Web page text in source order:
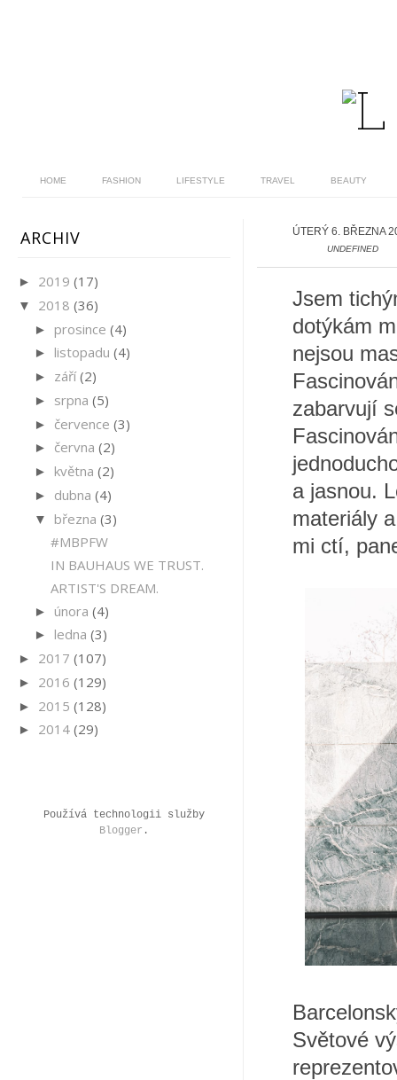
HOME FASHION LIFESTYLE TRAVEL BEAUTY
ÚTERÝ 6. BŘEZNA
UNDEFINED
Jsem
dotýkám
nejsou
zabarvují
a jasnou.
materiály
mi ctí,
Světové
ARCHIV
► 2019 (17)
▼ 2018 (36)
► prosince (4)
► listopadu (4)
► září(2)
► srpna (5)
► července (3)
► června (2)
► května (2)
► dubna (4)
▼ března (3)
#MBPFW
IN BAUHAUS WE TRUST.
ARTIST'S DREAM.
► února (4)
► ledna (3)
► 2017 (107)
► 2016 (129)
► 2015 (128)
► 2014 (29)
Používá technologii služby
Blogger .